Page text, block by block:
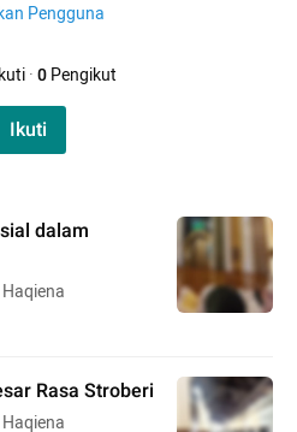
Pengguna
·0Pengikut
Ikuti
dalam
Rasa Stroberi